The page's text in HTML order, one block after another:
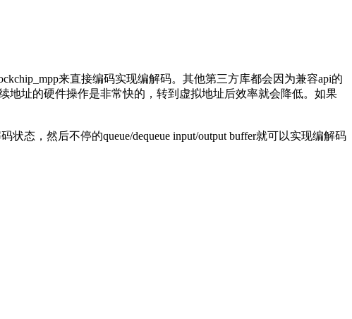
来直接编码实现编解码。其他第三方库都会因为兼容api的
地址的硬件操作是非常快的，转到虚拟地址后效率就会降低。如果
态，然后不停的queue/dequeue input/output buffer就可以实现编解码